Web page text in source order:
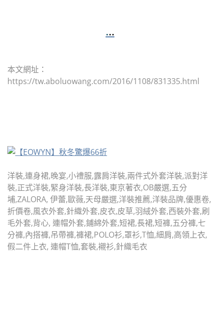
...
本文網址：
https://tw.aboluowang.com/2016/1108/831335.html
洋裝,連身裙,晚宴,小禮服,露肩洋裝,兩件式外套洋裝,派對洋
裝,正式洋裝,緊身洋裝,長洋裝,東京著衣,OB嚴選,五分
埔,ZALORA, 伊蕾,歐薇,天母嚴選,洋裝推薦,洋裝品牌,優惠卷,
折價卷,風衣外套,針織外套,皮衣,皮草,羽絨外套,西裝外套,刷
毛外套,背心, 連帽外套,鋪綿外套,短裙,長裙,短褲,五分褲,七
分褲,內搭褲,吊帶褲,褲裙,POLO衫,罩衫,T恤,細肩,高領上衣,
假二件上衣, 連帽T恤,套裝,襯衫,針織毛衣